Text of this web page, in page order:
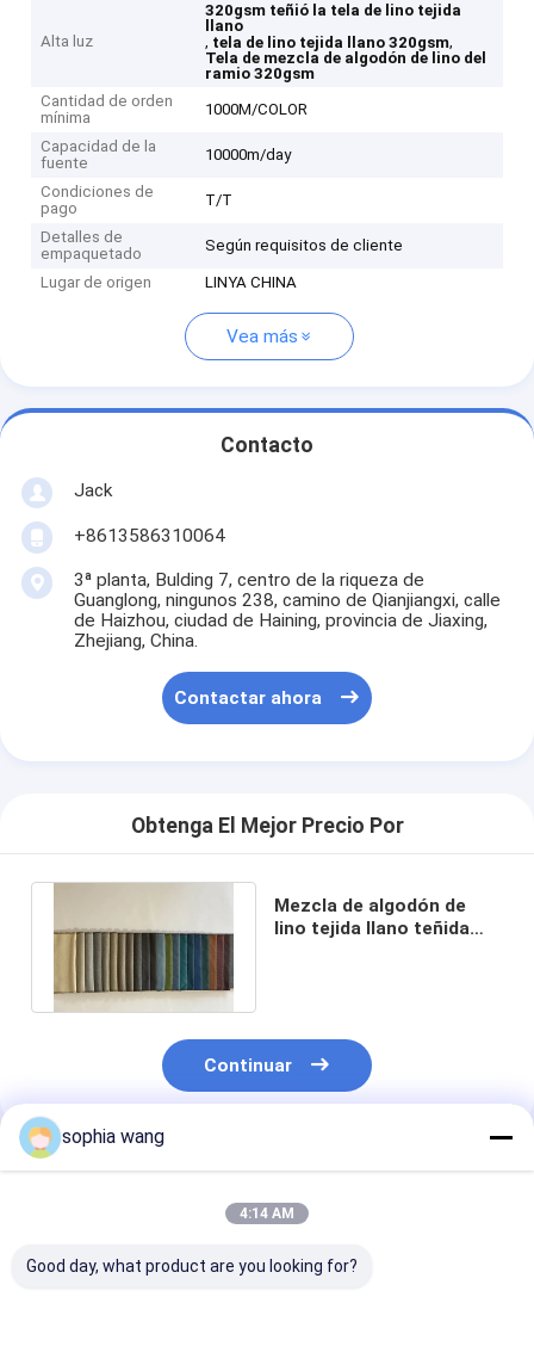
Alta luz
320gsm teñió la tela de lino tejida
llano
, tela de lino tejida llano 320gsm,
Tela de mezcla de algodón de lino del
ramio 320gsm
Cantidad de orden
mínima
1000M/COLOR
Capacidad de la
fuente
10000m/day
Condiciones de
pago
T/T
Detalles de
empaquetado
Según requisitos de cliente
Lugar de origen LINYA CHINA
Vea más
Contacto
Jack
+8613586310064
3ª planta, Bulding 7, centro de la riqueza de
Guanglong, ningunos 238, camino de Qianjiangxi, calle
de Haizhou, ciudad de Haining, provincia de Jiaxing,
Zhejiang, China.
Contactar ahora
Obtenga El Mejor Precio Por
Mezcla de algodón de
lino tejida llano teñida
Continuar
Productos Recomendados
sophia wang
4:14 AM
Good day, what product are you looking for?